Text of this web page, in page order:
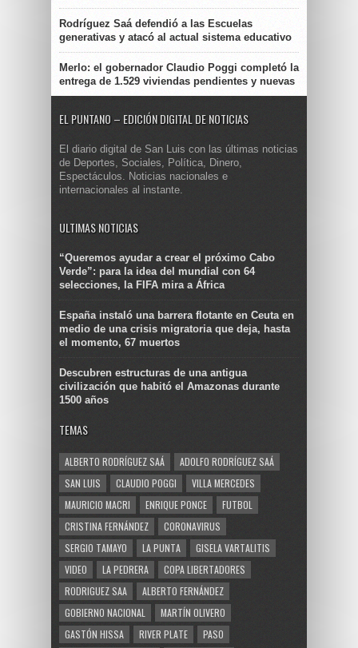
Rodríguez Saá defendió a las Escuelas
generativas y atacó al actual sistema educativo
Merlo: el gobernador Claudio Poggi completó la
entrega de 1.529 viviendas pendientes y nuevas
EL PUNTANO – EDICIÓN DIGITAL DE NOTICIAS
El diario digital de San Luis con las últimas noticias
de Deportes, Sociales, Política, Dinero,
Espectáculos. Noticias nacionales e
internacionales al instante.
ULTIMAS NOTICIAS
“Queremos ayudar a crear el próximo Cabo
Verde”: para la idea del mundial con 64
selecciones, la FIFA mira a África
España instaló una barrera flotante en Ceuta en
medio de una crisis migratoria que deja, hasta
el momento, 67 muertos
Descubren estructuras de una antigua
civilización que habitó el Amazonas durante
1500 años
TEMAS
ALBERTO RODRÍGUEZ SAÁ
ADOLFO RODRÍGUEZ SAÁ
SAN LUIS
CLAUDIO POGGI
VILLA MERCEDES
MAURICIO MACRI
ENRIQUE PONCE
FUTBOL
CRISTINA FERNÁNDEZ
CORONAVIRUS
SERGIO TAMAYO
LA PUNTA
GISELA VARTALITIS
VIDEO
LA PEDRERA
COPA LIBERTADORES
RODRIGUEZ SAA
ALBERTO FERNÁNDEZ
GOBIERNO NACIONAL
MARTÍN OLIVERO
GASTÓN HISSA
RIVER PLATE PASO